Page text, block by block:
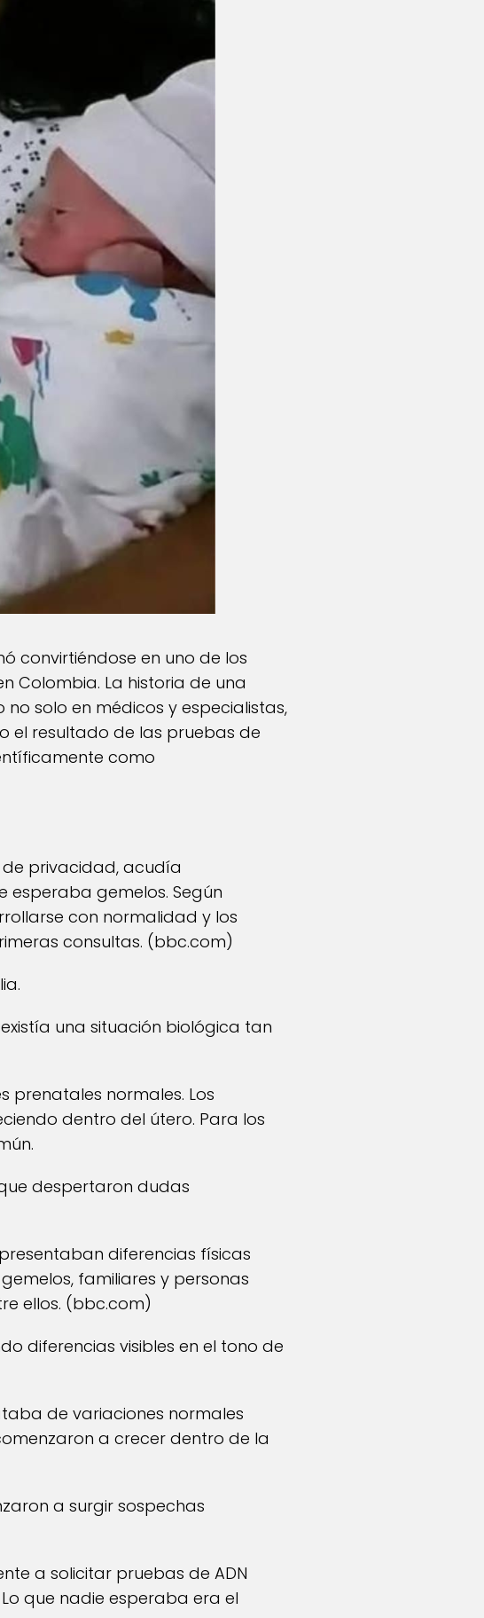
convirtiéndose en uno de los
Colombia. La historia de una
solo en médicos y especialistas,
el resultado de las pruebas de
como
privacidad, acudía
esperaba gemelos. Según
con normalidad y los
consultas. (bbc.com)
una situación biológica tan
prenatales normales. Los
dentro del útero. Para los
despertaron dudas
diferencias físicas
familiares y personas
ellos. (bbc.com)
diferencias visibles en el tono de
de variaciones normales
a crecer dentro de la
a surgir sospechas
a solicitar pruebas de ADN
que nadie esperaba era el